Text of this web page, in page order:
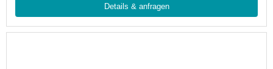
Details & anfragen